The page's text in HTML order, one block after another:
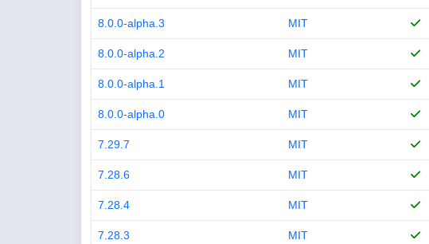
8.0.0-alpha.3 MIT
8.0.0-alpha.2 MIT
8.0.0-alpha.1 MIT
8.0.0-alpha.0 MIT
7.29.7 MIT
7.28.6 MIT
7.28.4 MIT
7.28.3 MIT